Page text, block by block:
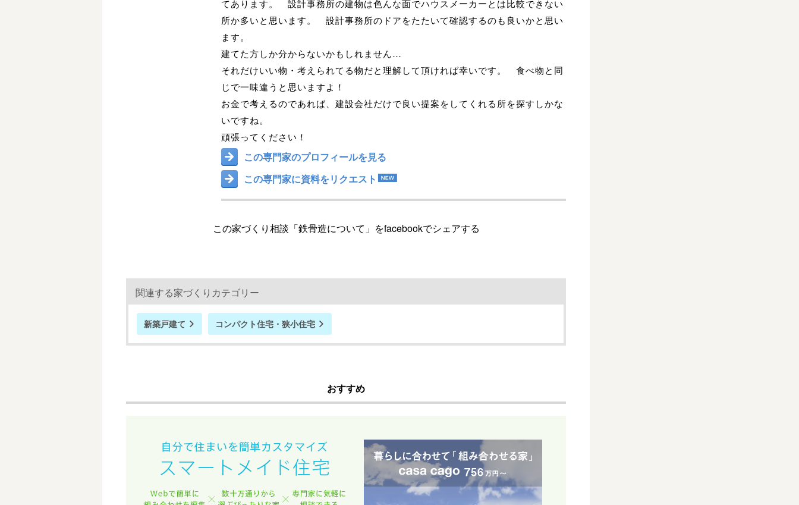
てあります。 設計事務所の建物は色んな面でハウスメーカーとは比較できない
所か多いと思います。 設計事務所のドアをたたいて確認するのも良いかと思い
ます。
建てた方しか分からないかもしれません…
それだけいい物・考えられてる物だと理解して頂ければ幸いです。 食べ物と同
じで一味違うと思いますよ！
お金で考えるのであれば、建設会社だけで良い提案をしてくれる所を探すしかな
いですね。
頑張ってください！
この専門家のプロフィールを見る
この専門家に資料をリクエスト
この家づくり相談「鉄骨造について」をfacebookでシェアする
関連する家づくりカテゴリー
新築戸建て コンパクト住宅・狭小住宅
おすすめ